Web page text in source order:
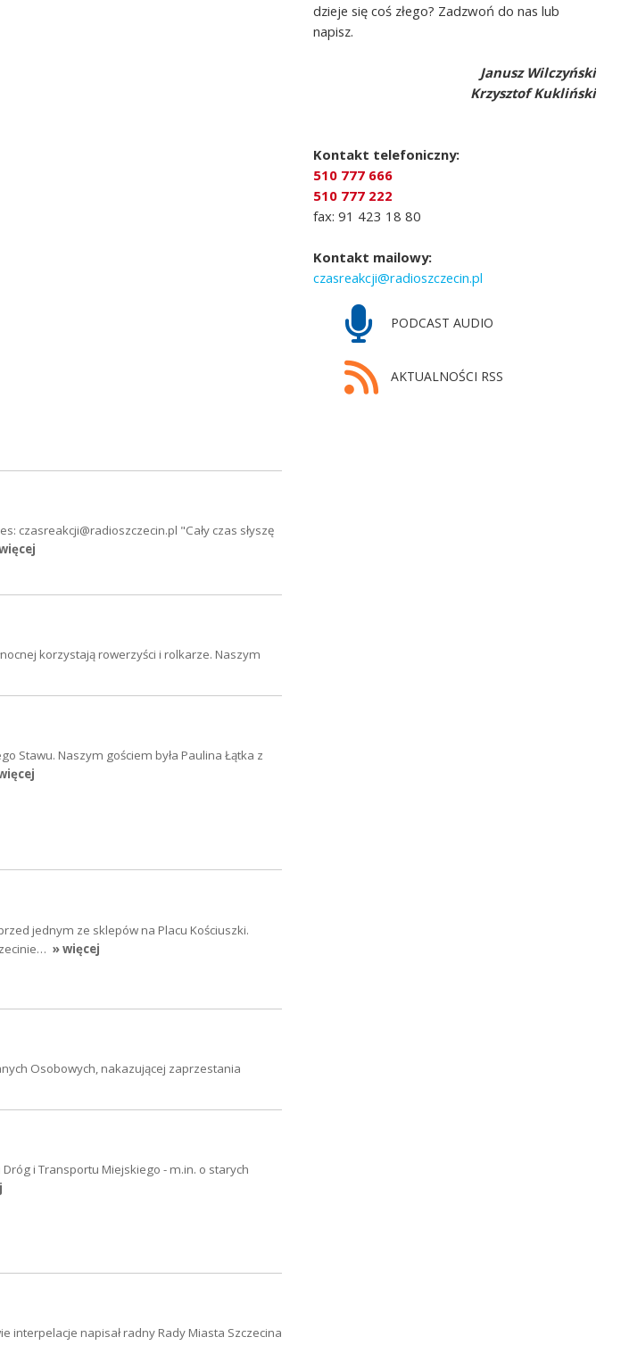
dzieje się coś złego? Zadzwoń do nas lub
napisz.
Janusz Wilczyński
Krzysztof Kukliński
Kontakt telefoniczny:
510 777 666
510 777 222
fax: 91 423 18 80
Kontakt mailowy:
czasreakcji@radioszczecin.pl
PODCAST AUDIO
AKTUALNOŚCI RSS
czasreakcji@radioszczecin.pl "Cały czas słyszę
korzystają rowerzyści i rolkarze. Naszym
Stawu. Naszym gościem była Paulina Łątka z
jednym ze sklepów na Placu Kościuszki.
» więcej
Osobowych, nakazującej zaprzestania
i Transportu Miejskiego - m.in. o starych
interpelacje napisał radny Rady Miasta Szczecina